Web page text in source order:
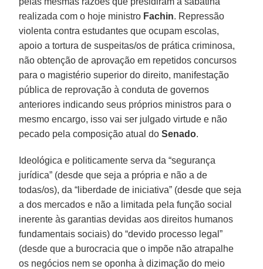
realizada com o hoje ministro Fachin. Repressão
violenta contra estudantes que ocupam escolas,
apoio a tortura de suspeitas/os de prática criminosa,
não obtenção de aprovação em repetidos concursos
para o magistério superior do direito, manifestação
pública de reprovação à conduta de governos
anteriores indicando seus próprios ministros para o
mesmo encargo, isso vai ser julgado virtude e não
pecado pela composição atual doSenado.
Ideológica e politicamente serva da “segurança
jurídica” (desde que seja a própria e não a de
todas/os), da “liberdade de iniciativa” (desde que seja
a dos mercados e não a limitada pela função social
inerente às garantias devidas aos direitos humanos
fundamentais sociais) do “devido processo legal”
(desde que a burocracia que o impõe não atrapalhe
os negócios nem se oponha à dizimação do meio